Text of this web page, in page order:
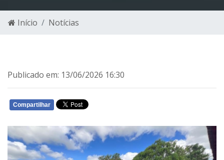
Início Notícias
Publicado em: 13/06/2026 16:30
Compartilhar